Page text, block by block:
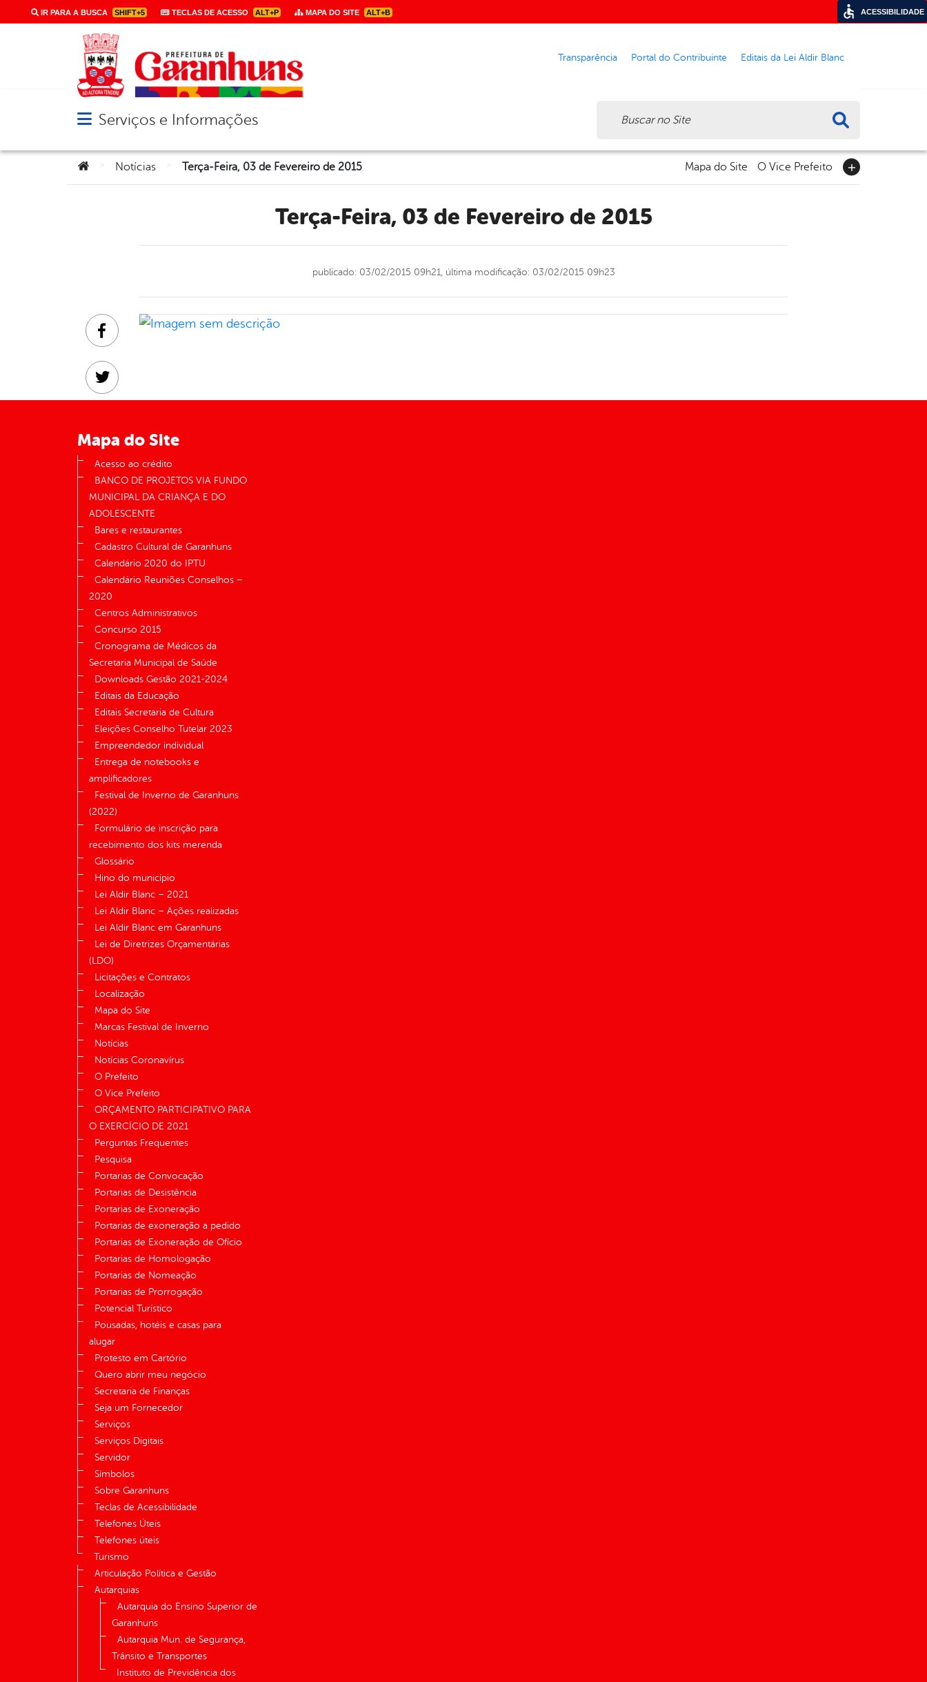
IR PARA A BUSCA SHIFT+5 TECLAS DE ACESSO ALT+P MAPA DO SITE ALT+B
Transparência Portal do Contribuinte Editais da Lei Aldir Blanc
Abrir menu principal de navegação
Serviços e Informações
Você está aqui:
Notícias Terça-Feira, 03 de Fevereiro de 2015 Mapa do Site O Vice Prefeito
Terça-Feira, 03 de Fevereiro de 2015
publicado: 03/02/2015 09h21, última modificação: 03/02/2015 09h23
Facebook
Twitter
Linkedin
Mapa do Site
Acesso ao crédito
BANCO DE PROJETOS VIA FUNDO
MUNICIPAL DA CRIANÇA E DO
ADOLESCENTE
Bares e restaurantes
Cadastro Cultural de Garanhuns
Calendário 2020 do IPTU
Calendário Reuniões Conselhos –
2020
Centros Administrativos
Concurso 2015
Cronograma de Médicos da
Secretaria Municipal de Saúde
Downloads Gestão 2021-2024
Editais da Educação
Editais Secretaria de Cultura
Eleições Conselho Tutelar 2023
Empreendedor individual
Entrega de notebooks e
amplificadores
Festival de Inverno de Garanhuns
(2022)
Formulário de inscrição para
recebimento dos kits merenda
Glossário
Hino do município
Lei Aldir Blanc – 2021
Lei Aldir Blanc – Ações realizadas
Lei Aldir Blanc em Garanhuns
Lei de Diretrizes Orçamentárias
(LDO)
Licitações e Contratos
Localização
Mapa do Site
Marcas Festival de Inverno
Notícias
Notícias Coronavírus
O Prefeito
O Vice Prefeito
ORÇAMENTO PARTICIPATIVO PARA
O EXERCÍCIO DE 2021
Perguntas Frequentes
Pesquisa
Portarias de Convocação
Portarias de Desistência
Portarias de Exoneração
Portarias de exoneração a pedido
Portarias de Exoneração de Ofício
Portarias de Homologação
Portarias de Nomeação
Portarias de Prorrogação
Potencial Turístico
Pousadas, hotéis e casas para
alugar
Protesto em Cartório
Quero abrir meu negócio
Secretaria de Finanças
Seja um Fornecedor
Serviços
Serviços Digitais
Servidor
Símbolos
Sobre Garanhuns
Teclas de Acessibilidade
Telefones Úteis
Telefones úteis
Turismo
Articulação Política e Gestão
Autarquias
Autarquia do Ensino Superior de
Garanhuns
Autarquia Mun. de Segurança,
Trânsito e Transportes
Instituto de Previdência dos
ACESSIBILIDADE